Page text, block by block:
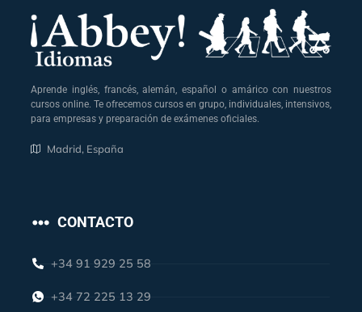
Aprende inglés, francés, alemán, español o amárico con nuestros
cursos online. Te ofrecemos cursos en grupo, individuales, intensivos,
para empresas y preparación de exámenes oficiales.
Madrid, España
CONTACTO
+34 91 929 25 58
+34 72 225 13 29